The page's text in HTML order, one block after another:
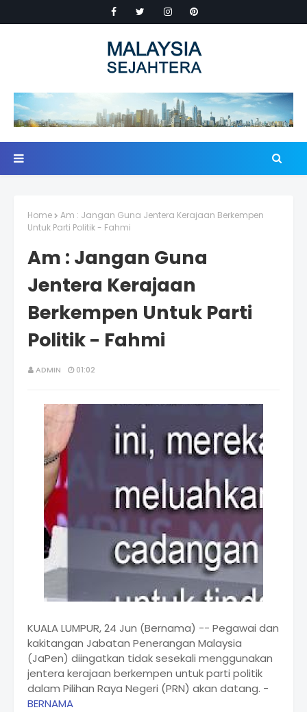
Home
Am : Jangan Guna Jentera Kerajaan Berkempen
Untuk Parti Politik - Fahmi
Am : Jangan Guna
Jentera Kerajaan
Berkempen Untuk Parti
Politik - Fahmi
ADMIN 01:02
KUALA LUMPUR, 24 Jun (Bernama) -- Pegawai dan
kakitangan Jabatan Penerangan Malaysia
(JaPen) diingatkan tidak sesekali menggunakan
jentera kerajaan berkempen untuk parti politik
dalam Pilihan Raya Negeri (PRN) akan datang. -
BERNAMA